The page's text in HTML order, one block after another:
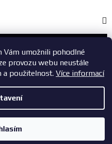
Vám umožnili pohodlné
provozu webu neustále
a použitelnost. Více informací
servis
785 748
. Všechna práva vyhrazena.|
ochrany osobních údajů